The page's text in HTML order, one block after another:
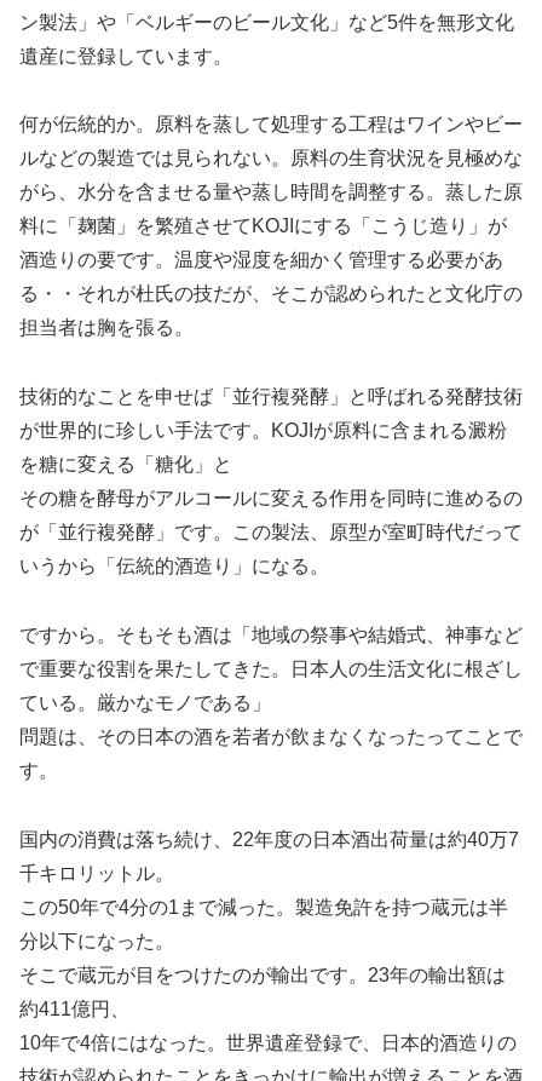
ン製法」や「ベルギーのビール文化」など5件を無形文化
遺産に登録しています。
何が伝統的か。原料を蒸して処理する工程はワインやビー
ルなどの製造では見られない。原料の生育状況を見極めな
がら、水分を含ませる量や蒸し時間を調整する。蒸した原
料に「麹菌」を繁殖させてKOJIにする「こうじ造り」が
酒造りの要です。温度や湿度を細かく管理する必要があ
る・・それが杜氏の技だが、そこが認められたと文化庁の
担当者は胸を張る。
技術的なことを申せば「並行複発酵」と呼ばれる発酵技術
が世界的に珍しい手法です。KOJIが原料に含まれる澱粉
を糖に変える「糖化」と
その糖を酵母がアルコールに変える作用を同時に進めるの
が「並行複発酵」です。この製法、原型が室町時代だって
いうから「伝統的酒造り」になる。
ですから。そもそも酒は「地域の祭事や結婚式、神事など
で重要な役割を果たしてきた。日本人の生活文化に根ざし
ている。厳かなモノである」
問題は、その日本の酒を若者が飲まなくなったってことで
す。
国内の消費は落ち続け、22年度の日本酒出荷量は約40万7
千キロリットル。
この50年で4分の1まで減った。製造免許を持つ蔵元は半
分以下になった。
そこで蔵元が目をつけたのが輸出です。23年の輸出額は
約411億円、
10年で4倍にはなった。世界遺産登録で、日本的酒造りの
技術が認められたことをきっかけに輸出が増えることを酒